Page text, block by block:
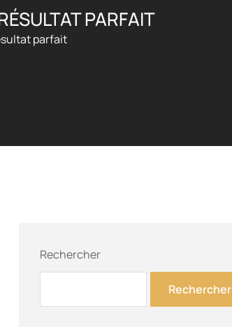
PARFAIT
parfait
Rechercher
Rechercher